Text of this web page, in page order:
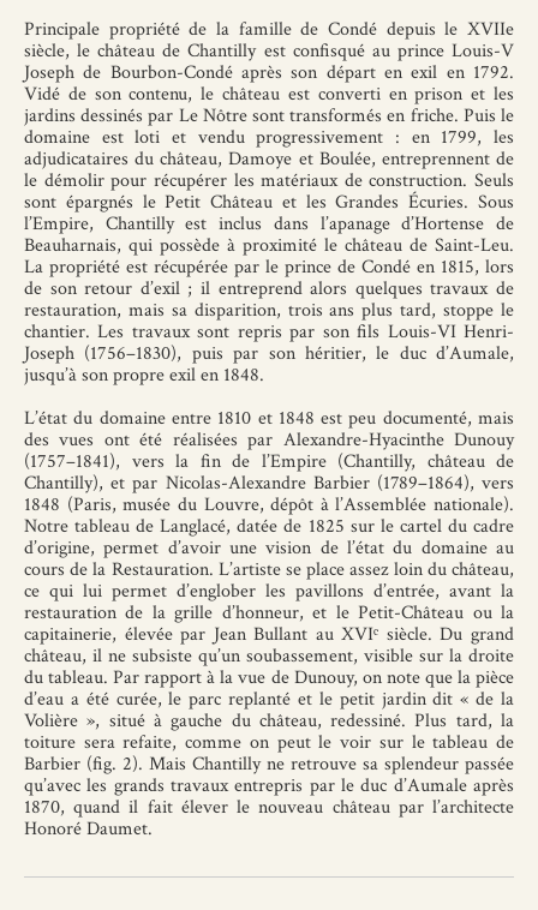
Principale propriété de la famille de Condé depuis le XVIIe
siècle, le château de Chantilly est confisqué au prince Louis-V
Joseph de Bourbon-Condé après son départ en exil en 1792.
Vidé de son contenu, le château est converti en prison et les
jardins dessinés par Le Nôtre sont transformés en friche. Puis le
domaine est loti et vendu progressivement : en 1799, les
adjudicataires du château, Damoye et Boulée, entreprennent de
le démolir pour récupérer les matériaux de construction. Seuls
sont épargnés le Petit Château et les Grandes Écuries. Sous
l’Empire, Chantilly est inclus dans l’apanage d’Hortense de
Beauharnais, qui possède à proximité le château de Saint-Leu.
La propriété est récupérée par le prince de Condé en 1815, lors
de son retour d’exil ; il entreprend alors quelques travaux de
restauration, mais sa disparition, trois ans plus tard, stoppe le
chantier. Les travaux sont repris par son fils Louis-VI Henri-
Joseph (1756–1830), puis par son héritier, le duc d’Aumale,
jusqu’à son propre exil en 1848.
L’état du domaine entre 1810 et 1848 est peu documenté, mais
des vues ont été réalisées par Alexandre-Hyacinthe Dunouy
(1757–1841), vers la fin de l’Empire (Chantilly, château de
Chantilly), et par Nicolas-Alexandre Barbier (1789–1864), vers
1848 (Paris, musée du Louvre, dépôt à l’Assemblée nationale).
Notre tableau de Langlacé, datée de 1825 sur le cartel du cadre
d’origine, permet d’avoir une vision de l’état du domaine au
cours de la Restauration. L’artiste se place assez loin du château,
ce qui lui permet d’englober les pavillons d’entrée, avant la
restauration de la grille d’honneur, et le Petit-Château ou la
capitainerie, élevée par Jean Bullant au XVIᵉ siècle. Du grand
château, il ne subsiste qu’un soubassement, visible sur la droite
du tableau. Par rapport à la vue de Dunouy, on note que la pièce
d’eau a été curée, le parc replanté et le petit jardin dit « de la
Volière », situé à gauche du château, redessiné. Plus tard, la
toiture sera refaite, comme on peut le voir sur le tableau de
Barbier (fig. 2). Mais Chantilly ne retrouve sa splendeur passée
qu’avec les grands travaux entrepris par le duc d’Aumale après
1870, quand il fait élever le nouveau château par l’architecte
Honoré Daumet.